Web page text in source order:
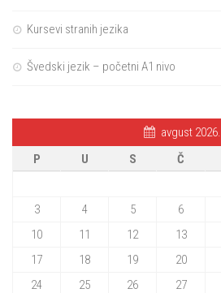
Kursevi stranih jezika
Švedski jezik – početni A1 nivo
avgust 2026.
P
U S Č
3
4 5 6
10
11 12 13
17
18 19 20
24
25 26 27